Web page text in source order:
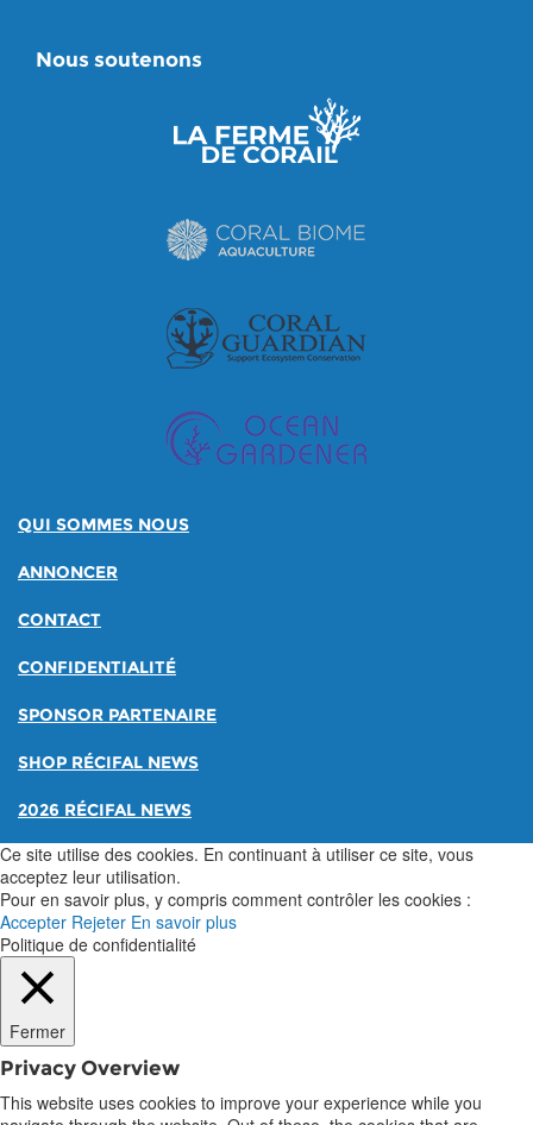
Nous soutenons
QUI SOMMES NOUS
ANNONCER
CONTACT
CONFIDENTIALITÉ
SPONSOR PARTENAIRE
SHOP RÉCIFAL NEWS
2026 RÉCIFAL NEWS
Ce site utilise des cookies. En continuant à utiliser ce site, vous
acceptez leur utilisation.
Pour en savoir plus, y compris comment contrôler les cookies :
Accepter Rejeter En savoir plus
Politique de confidentialité
Fermer
Privacy Overview
This website uses cookies to improve your experience while you